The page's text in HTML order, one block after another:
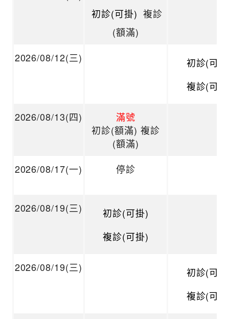
初診(可掛) 複診
(額滿)
2026/08/12(三)
初診(可
複診(可
2026/08/13(四)
滿號
初診(額滿) 複診
(額滿)
2026/08/17(一)
停診
2026/08/19(三)
初診(可掛)
複診(可掛)
2026/08/19(三)
初診(可
複診(可